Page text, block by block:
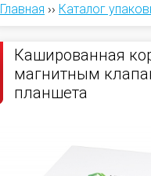
Главная ›› Каталог
Кашированная
магнитным
планшета